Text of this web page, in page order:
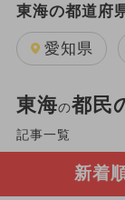
東海の都道府
愛知県
東海の都民
記事一覧
新着